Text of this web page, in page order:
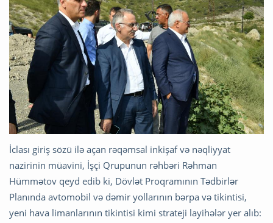
İclası giriş sözü ilə açan rəqəmsal inkişaf və nəqliyyat
nazirinin müavini, İşçi Qrupunun rəhbəri Rəhman
Hümmətov qeyd edib ki, Dövlət Proqramının Tədbirlər
Planında avtomobil və dəmir yollarının bərpa və tikintisi,
yeni hava limanlarının tikintisi kimi strateji layihələr yer alıb: